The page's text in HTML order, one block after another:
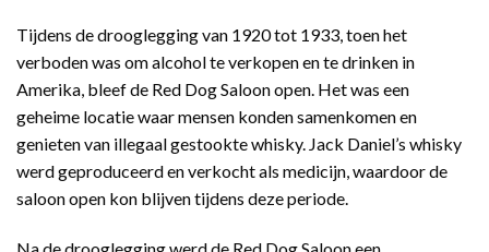
Tijdens de drooglegging van 1920 tot 1933, toen het
verboden was om alcohol te verkopen en te drinken in
Amerika, bleef de Red Dog Saloon open. Het was een
geheime locatie waar mensen konden samenkomen en
genieten van illegaal gestookte whisky. Jack Daniel’s whisky
werd geproduceerd en verkocht als medicijn, waardoor de
saloon open kon blijven tijdens deze periode.